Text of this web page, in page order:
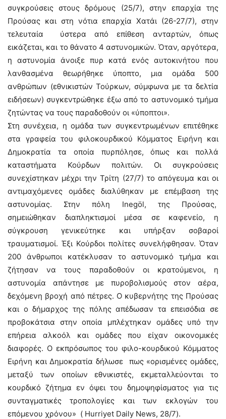
συγκρούσεις στους δρόμους (25/7), στην επαρχία της
Προύσας και στη νότια επαρχία Χατάι (26-27/7), στην
τελευταία ύστερα από επίθεση ανταρτών, όπως
εικάζεται, και το θάνατο 4 αστυνομικών. Όταν, αργότερα,
η αστυνομία άνοιξε πυρ κατά ενός αυτοκινήτου που
λανθασμένα θεωρήθηκε ύποπτο, μια ομάδα 500
ανθρώπων (εθνικιστών Τούρκων, σύμφωνα με τα δελτία
ειδήσεων) συγκεντρώθηκε έξω από το αστυνομικό τμήμα
ζητώντας να τους παραδοθούν οι «ύποπτοι».
Στη συνέχεια, η ομάδα των συγκεντρωμένων επιτέθηκε
στα γραφεία του φιλοκουρδικού Κόμματος Ειρήνη και
Δημοκρατία τα οποία πυρπόλησε, όπως και πολλά
καταστήματα Κούρδων πολιτών. Οι συγκρούσεις
συνεχίστηκαν μέχρι την Τρίτη (27/7) το απόγευμα και οι
αντιμαχόμενες ομάδες διαλύθηκαν με επέμβαση της
αστυνομίας. Στην πόλη Inegöl, της Προύσας,
σημειώθηκαν διαπληκτισμοί μέσα σε καφενείο, η
σύγκρουση γενικεύτηκε και υπήρξαν σοβαροί
τραυματισμοί. Έξι Κούρδοι πολίτες συνελήφθησαν. Όταν
200 άνθρωποι κατέκλυσαν το αστυνομικό τμήμα και
ζήτησαν να τους παραδοθούν οι κρατούμενοι, η
αστυνομία απάντησε με πυροβολισμούς στον αέρα,
δεχόμενη βροχή από πέτρες. Ο κυβερνήτης της Προύσας
και ο δήμαρχος της πόλης απέδωσαν τα επεισόδια σε
προβοκάτσια στην οποία μπλέχτηκαν ομάδες υπό την
επήρεια αλκοόλ και ομάδες που είχαν οικονομικές
διαφορές. Ο εκπρόσωπος του φιλο-κουρδικού Κόμματος
Ειρήνη και Δημοκρατία δήλωσε πως «ορισμένες ομάδες,
μεταξύ των οποίων εθνικιστές, εκμεταλλεύονται το
κουρδικό ζήτημα εν όψει του δημοψηφίσματος για τις
συνταγματικές τροπολογίες και των εκλογών του
επόμενου χρόνου» ( Hurriyet Daily News, 28/7).